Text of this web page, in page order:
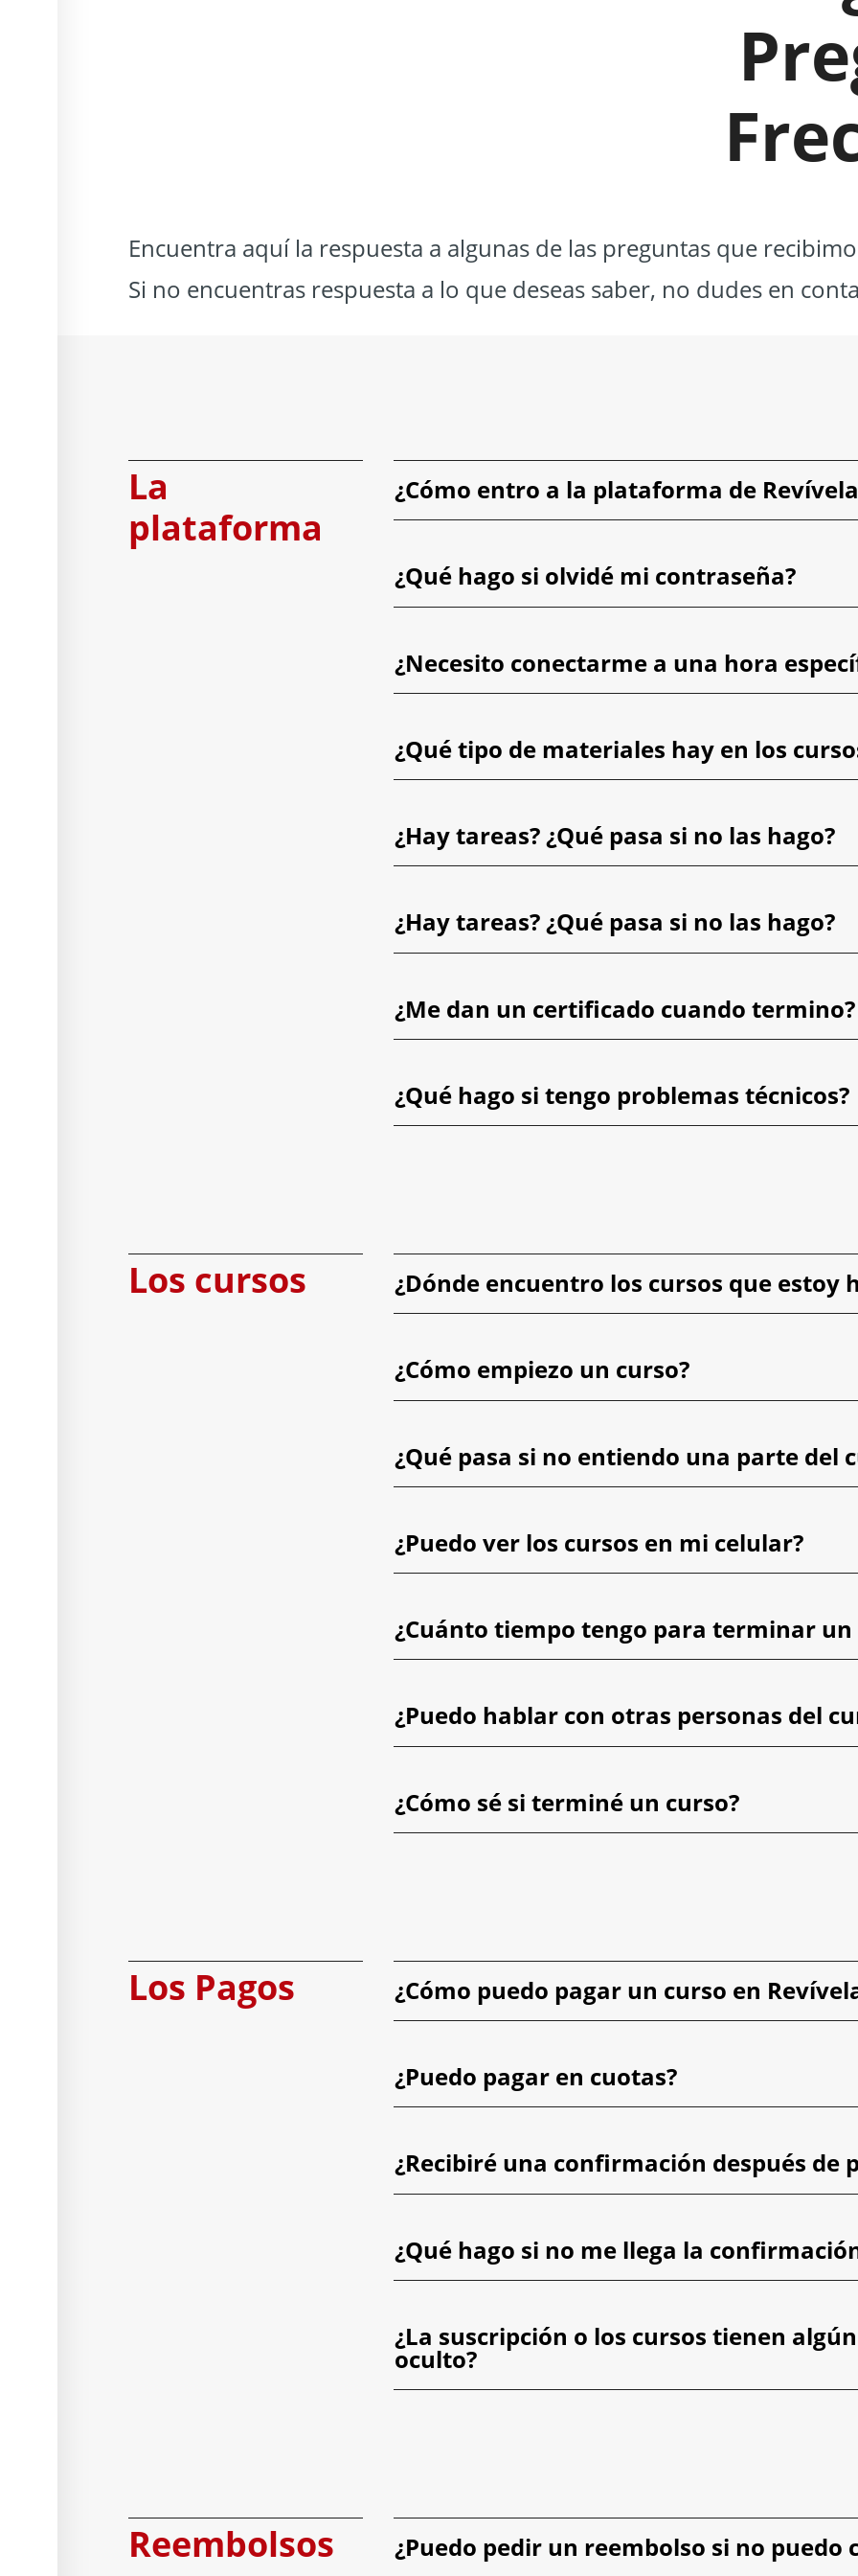
Encuentra aquí la respuesta a algunas de las preguntas que
Si no encuentras respuesta a lo que deseas saber, no dudes en
La
plataforma
¿Cómo entro a la plataforma de
¿Qué hago si olvidé mi contraseña?
¿Necesito conectarme a una hora
¿Qué tipo de materiales hay en los
¿Hay tareas? ¿Qué pasa si no las hago?
¿Hay tareas? ¿Qué pasa si no las hago?
¿Me dan un certificado cuando termino?
¿Qué hago si tengo problemas técnicos?
Los cursos ¿Dónde encuentro los cursos que estoy
¿Cómo empiezo un curso?
¿Qué pasa si no entiendo una parte del
¿Puedo ver los cursos en mi celular?
¿Cuánto tiempo tengo para terminar un
¿Puedo hablar con otras personas del
¿Cómo sé si terminé un curso?
Los Pagos ¿Cómo puedo pagar un curso en
¿Puedo pagar en cuotas?
¿Recibiré una confirmación después de
¿Qué hago si no me llega la
¿La suscripción o los cursos tienen
oculto?
Reembolsos ¿Puedo pedir un reembolso si no puedo